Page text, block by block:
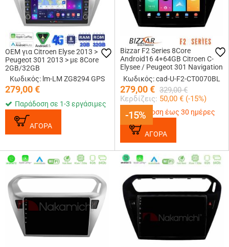
OEM για Citroen Elyse 2013 >
Peugeot 301 2013 > με 8Core
2GB/32GB
Κωδικός: lm-LM ZG8294 GPS
279,00€
Παράδοση σε 1-3 εργάσιμες
ΑΓΟΡΑ
-15%
Bizzar F2 Series 8Core
Android16 4+64GB Citroen C-
Elysee / Peugeot 301 Navigation
Multimedia Tablet 9 (Μαύρο))
Κωδικός: cad-U-F2-CT0070BL
279,00€ 329,00 €
Κερδίζεις: 50,00 € (-15%)
-15%
Παράδοση έως 30 ημέρες
ΑΓΟΡΑ